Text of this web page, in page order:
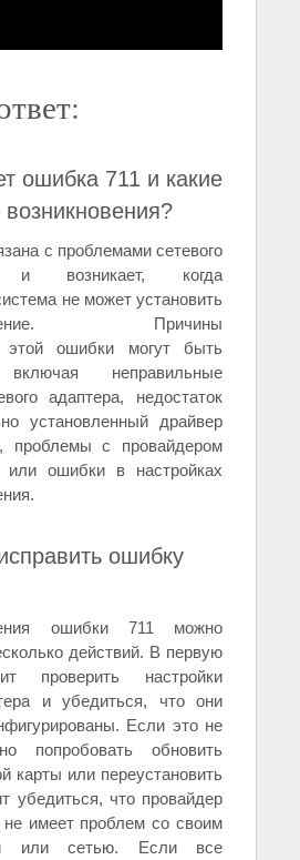
ошибка 711 и какие
с проблемами сетевого
и возникает, когда
не может установить
Причины
этой ошибки могут быть
неправильные
адаптера, недостаток
установленный драйвер
проблемы с провайдером
или ошибки в настройках
ошибку
ошибки 711 можно
действий. В первую
проверить настройки
и убедиться, что они
Если это не
попробовать обновить
карты или переустановить
убедиться, что провайдер
не имеет проблем со своим
или сетью. Если все